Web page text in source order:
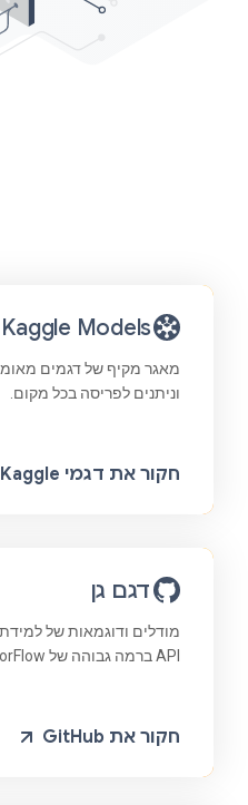
Kaggle Models
מאגר מקיף של דגמים
וניתנים לפריסה בכל מקום.
חקור את דגמי Kaggle
דגם גן
מודלים ודוגמאות של
API ברמה גבוהה של TensorFlow.
חקור את GitHub